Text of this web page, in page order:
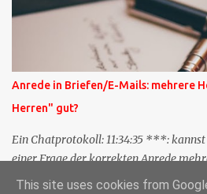
'TrackbackURL' des Anderen einen
Parameter übergibt (URL meines
Beitrags). Praktisch muss man nichts
TrackbackURL beim Schreiben
Feld in meinem 'Blog-
und TrackbackURLs sind heute recht
Verfahren wurde wei...
Anrede in Briefen/E-Mails: mehrere
Herren" gut?
Ein Chatprotokoll: 11:34:35 ***:
einer Frage der korrekten Anrede
***: Guten Tag die Herren ? 11:35:07
This site uses cookies from